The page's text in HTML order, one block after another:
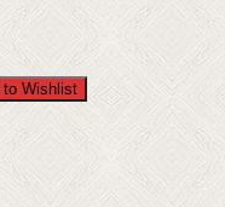
to Wishlist